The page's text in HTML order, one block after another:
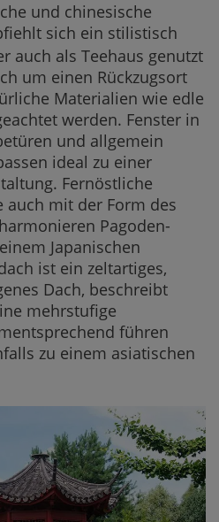
und chinesische
sich ein stilistisch
auch als Teehaus genutzt
um einen Rückzugsort
Materialien wie edle
werden. Fenster in
und allgemein
ideal zu einer
Fernöstliche
auch mit der Form des
Pagoden-
Japanischen
ist ein zeltartiges,
Dach, beschreibt
mehrstufige
führen
zu einem asiatischen